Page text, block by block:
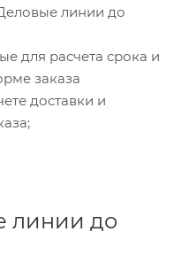
линии до
для расчета срока и
заказа
доставки и
линии до